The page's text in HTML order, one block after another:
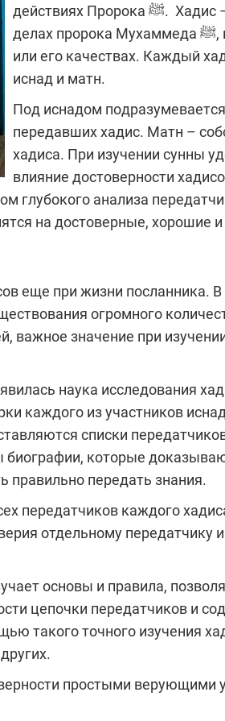
действиях Пророка ﷺ. Хадис – предание о словах,
делах пророка Мухаммеда ﷺ, молчаливом одобрении
или его качествах. Каждый
иснад и матн.
Под иснадом
передавших хадис. Матн –
хадиса. При изучении сунны
влияние достоверности
глубокого анализа
на достоверные, хорошие
огромного
важное значение при
наука исследования
каждого из участников
списки
которые
правильно передать знания.
передатчиков каждого
отдельному передатчику
основы и правила,
цепочки передатчиков и
такого точного изучения
простыми верующими